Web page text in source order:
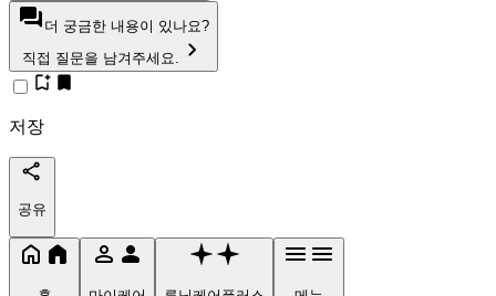
더 궁금한 내용이 있나요?
직접 질문을 남겨주세요.
저장
공유